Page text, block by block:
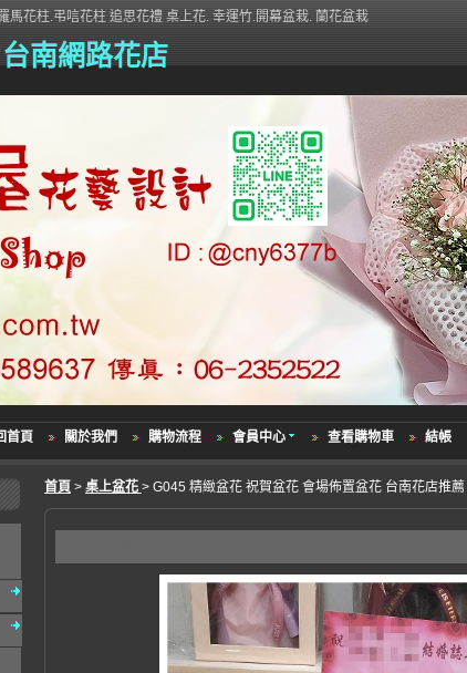
南網路花店
花柱.弔唁花柱 追思花禮 桌上花. 幸運竹.開幕盆栽. 蘭花盆栽
首頁 關於我們 購物流程 會員中心 查看購物車 結帳
首頁 > 桌上盆花 > G045 精緻盆花 祝賀盆花 會場佈置盆花 台南花店推薦